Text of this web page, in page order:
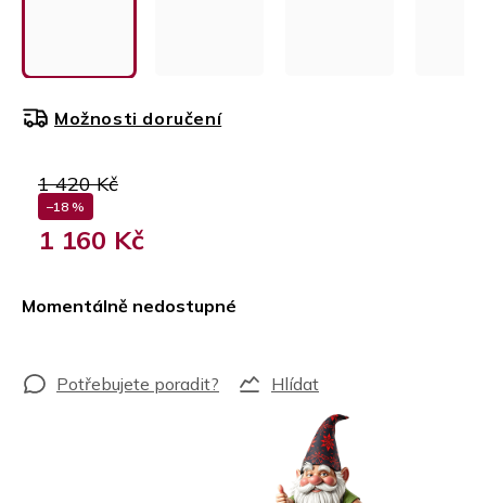
1 420 Kč
–18 %
1 160 Kč
Momentálně nedostupné
Možnosti doručení
Hlídat